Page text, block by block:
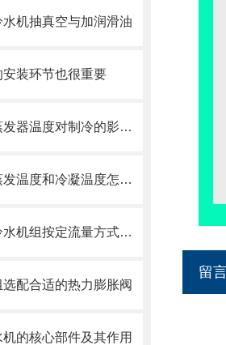
机抽真空与加润滑油
装环节也很重要
冷水机冷库机蒸发器温度对制冷的影响与调节
冷水机冷库机蒸发温度和冷凝温度怎么确定
通常水系统中冷水机组按定流量方式运行
配合适的热力膨胀阀
的核心部件及其作用
留